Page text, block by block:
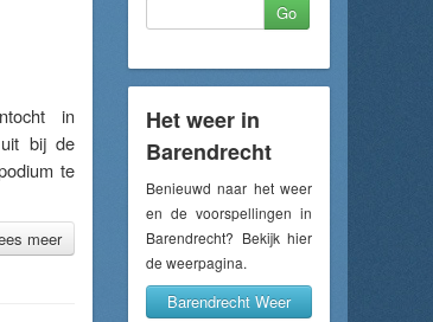
in
bij de
te
meer
Go
Het weer in
Barendrecht
Benieuwd naar het weer
en de voorspellingen in
Barendrecht? Bekijk hier
de weerpagina.
Barendrecht Weer